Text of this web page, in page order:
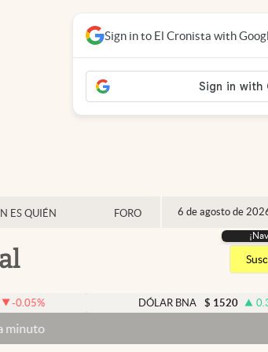
ES QUIÉN FORO 6 de agosto de
DÓLAR BNA $ 1520 0.33%
Sign in to El Cronista with